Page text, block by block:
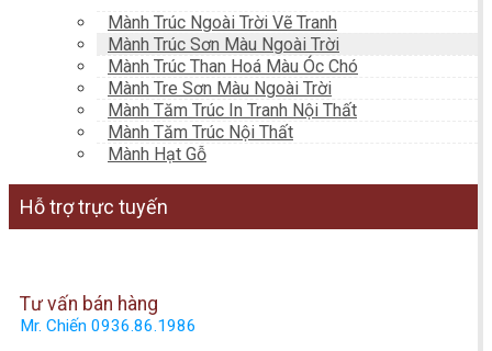
Mành Trúc Ngoài Trời Vẽ Tranh
Mành Trúc Sơn Màu Ngoài Trời
Mành Trúc Than Hoá Màu Óc Chó
Mành Tre Sơn Màu Ngoài Trời
Mành Tăm Trúc In Tranh Nội Thất
Mành Tăm Trúc Nội Thất
Mành Hạt Gỗ
Hỗ trợ trực tuyến
Tư vấn bán hàng
Mr. Chiến 0936.86.1986